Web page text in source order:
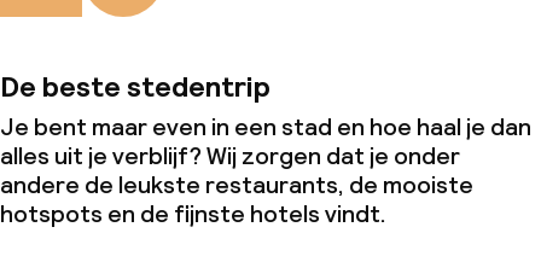
De beste stedentrip
Je bent maar even in een stad en hoe haal je dan
alles uit je verblijf? Wij zorgen dat je onder
andere de leukste restaurants, de mooiste
hotspots en de fijnste hotels vindt.